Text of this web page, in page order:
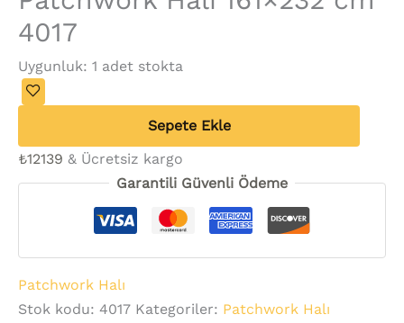
4017
Uygunluk: 1 adet stokta
Sepete Ekle
₺12139 & Ücretsiz kargo
Garantili Güvenli Ödeme
Patchwork Halı
Stok kodu: 4017 Kategoriler: Patchwork Halı